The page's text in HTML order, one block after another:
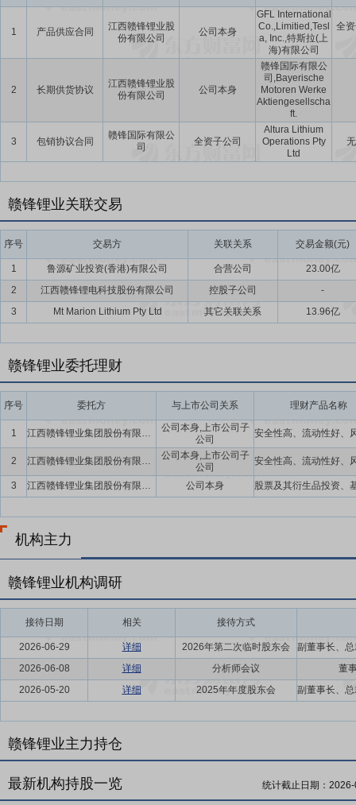
收提锂”产业化技术的企业，拥有五大类逾40种锂化合物及金属锂产
独特且多元化的需求，公司在锂行业多个产品的市场份额占据领先地位
垂直整合的业务模式且协同效应贯穿全产业链
赣锋锂业拥
资源开发、中游锂盐深加工及金属锂冶炼、下游锂电池制造及退役锂
市场地位，收集最新市场信息及发展顶尖技术。
获得充足的优质原材料供应
的资源战略，在全球范围内布局优质锂资源，已形成覆盖锂辉石、盐
非洲和我国青海、内蒙古、江西等地掌控了多处优质锂矿资源，形成
要点19：强大的蓝筹客户资源
主要用于电池、化学品及医药行业。
要点20： 先进的工艺技术水平和卓越的研发能力
公司拥有先进的技
术的企业，拥有五大类逾40种行业领先的锂化合物及金属锂产品。公
能力，并不断加大研发投入用于技术项目研发和科研成果产业化，承
面持续获得突破。公司正在开展对固态锂电池的技术研发和产业化建
发展至关重要。
基础设施、业务连续性、开发资源到智能分析与成本优化，生产经营
要点23：深化ESG管理，引领可持续发展新范式
公司将ESG理念深
在环境保护方面，公司积极推进绿色制造与循环经济。通过技术创新
减少资源开采压力。同时，在全球运营中严格遵守当地环保法规，实
司坚持“以人为本”，保障员工健康与安全，构建和谐劳动关系；通过
面，公司不断完善ESG治理架构，董事会下设专门委员会监督ESG
极与投资者、客户、公众等各方沟通，回应利益相关方关切点。
要点24：全资子公司青海良承对锦泰钾肥增资
李世文、青海富康矿业资产管理有限公司(以下简称“富康矿业”)及青
青海良承拟以自有资金向锦泰钾肥增资70,496.5119万元人民币,其中
交易完成后,青海良承将持有锦泰钾肥15.48%的股权。2021年12月,青
议》,青海良承拟以自有资金向锦泰钾肥增资10,000万元人民币。本
币计入锦泰钾肥注册资本,其余部分计入锦泰钾肥的资本公积。本次交
锦泰钾肥已经完成了工商变更,目前青海良承持有锦泰钾肥17.6723%股
1 产品供应合同
江西赣锋锂业股
份有限公司
公司本身
GFL International
Co.,Limitied,Tesl
a, Inc.,特斯拉(上
海)有限公司
全
2 长期供货协议
江西赣锋锂业股
份有限公司
公司本身
赣锋国际有限公
司,Bayerische
Motoren Werke
Aktiengesellscha
ft.
3 包销协议合同
赣锋国际有限公
司
全资子公司
Altura Lithium
Operations Pty
Ltd
赣锋锂业关联交易
序号 交易方 关联关系 交易金额(元)
1 鲁源矿业投资(香港)有限公司 合营公司
23.00亿
2
江西赣锋锂电科技股份有限公司 控股子公司
-
3
Mt Marion Lithium Pty Ltd 其它关联关系 13.96亿
赣锋锂业委托理财
序号 委托方 与上市公司关系 理财产品名称
1 江西赣锋锂业集团股份有限公司,江西赣锋锂业集团股份有限公司子公司
公司本身,上市公司子
公司
2
江西赣锋锂业集团股份有限公司及子公司
公司本身,上市公司子
公司
3
江西赣锋锂业集团股份有限公司 公司本身
机构主力
赣锋锂业机构调研
接待日期 相关 接待方式
2026-06-29 详细
2026年第二次临时股东会
2026-06-08
详细 分析师会议
董
2026-05-20
详细 2025年年度股东会
赣锋锂业主力持仓
最新机构持股一览 统计截止日期：